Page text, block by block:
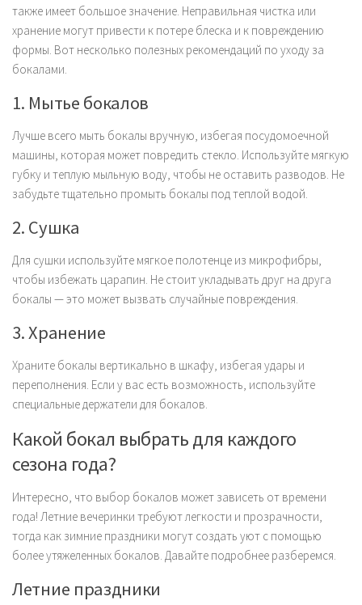
также имеет большое значение. Неправильная чистка или
хранение могут привести к потере блеска и к повреждению
формы. Вот несколько полезных рекомендаций по уходу за
бокалами.
1. Мытье бокалов
Лучше всего мыть бокалы вручную, избегая посудомоечной
машины, которая может повредить стекло. Используйте мягкую
губку и теплую мыльную воду, чтобы не оставить разводов. Не
забудьте тщательно промыть бокалы под теплой водой.
2. Сушка
Для сушки используйте мягкое полотенце из микрофибры,
чтобы избежать царапин. Не стоит укладывать друг на друга
бокалы — это может вызвать случайные повреждения.
3. Хранение
Храните бокалы вертикально в шкафу, избегая удары и
переполнения. Если у вас есть возможность, используйте
специальные держатели для бокалов.
Какой бокал выбрать для каждого
сезона года?
Интересно, что выбор бокалов может зависеть от времени
года! Летние вечеринки требуют легкости и прозрачности,
тогда как зимние праздники могут создать уют с помощью
более утяжеленных бокалов. Давайте подробнее разберемся.
Летние праздники